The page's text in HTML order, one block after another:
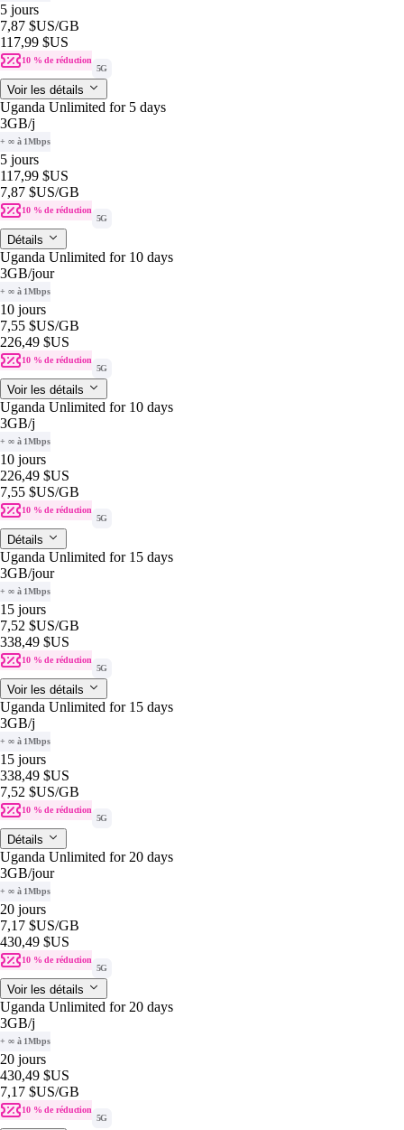
5 jours
7,87 $US/GB
117,99 $US
10 % de réduction
5G
Voir les détails
Uganda Unlimited for 5 days
3GB/j
+ ∞ à 1Mbps
5 jours
117,99 $US
7,87 $US/GB
10 % de réduction
5G
Détails
Uganda Unlimited for 10 days
3GB/jour
+ ∞ à 1Mbps
10 jours
7,55 $US/GB
226,49 $US
10 % de réduction
5G
Voir les détails
Uganda Unlimited for 10 days
3GB/j
+ ∞ à 1Mbps
10 jours
226,49 $US
7,55 $US/GB
10 % de réduction
5G
Détails
Uganda Unlimited for 15 days
3GB/jour
+ ∞ à 1Mbps
15 jours
7,52 $US/GB
338,49 $US
10 % de réduction
5G
Voir les détails
Uganda Unlimited for 15 days
3GB/j
+ ∞ à 1Mbps
15 jours
338,49 $US
7,52 $US/GB
10 % de réduction
5G
Détails
Uganda Unlimited for 20 days
3GB/jour
+ ∞ à 1Mbps
20 jours
7,17 $US/GB
430,49 $US
10 % de réduction
5G
Voir les détails
Uganda Unlimited for 20 days
3GB/j
+ ∞ à 1Mbps
20 jours
430,49 $US
7,17 $US/GB
10 % de réduction
5G